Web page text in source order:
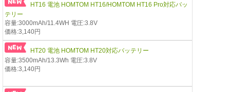
HT16 電池 HOMTOM HT16/HOMTOM HT16 Pro対応バッ
テリー
容量:3000mAh/11.4WH 電圧:3.8V
価格:3,140円
HT20 電池 HOMTOM HT20対応バッテリー
容量:3500mAh/13.3Wh 電圧:3.8V
価格:3,140円